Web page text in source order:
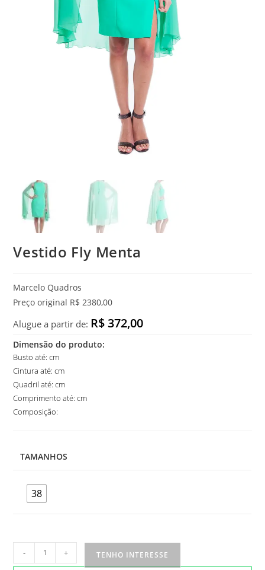
Vestido Fly Menta
Marcelo Quadros
Preço original R$ 2380,00
Alugue a partir de: R$ 372,00
Dimensão do produto:
Busto até: cm
Cintura até: cm
Quadril até: cm
Comprimento até: cm
Composição:
TAMANHOS
38
Fly
- + TENHO INTERESSE